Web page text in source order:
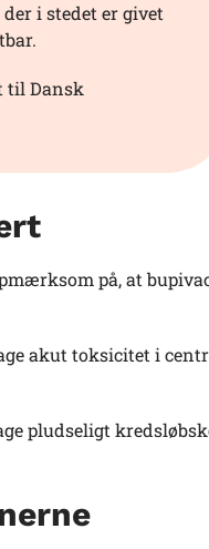
i stedet er givet
til Dansk
på, at
akut toksicitet i
pludseligt